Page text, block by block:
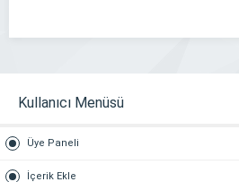
Kullanıcı Menüsü
Üye Paneli
İçerik Ekle